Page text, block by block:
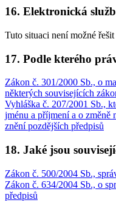
16. Elektronická
Tuto situaci není možné
17. Podle kterého
Zákon č. 301/2000 Sb., o
některých souvisejících
Vyhláška č. 207/2001 Sb.,
jménu a příjmení a o změně
znění pozdějších předpisů
18. Jaké jsou
Zákon č. 500/2004 Sb.,
Zákon č. 634/2004 Sb., o
předpisů